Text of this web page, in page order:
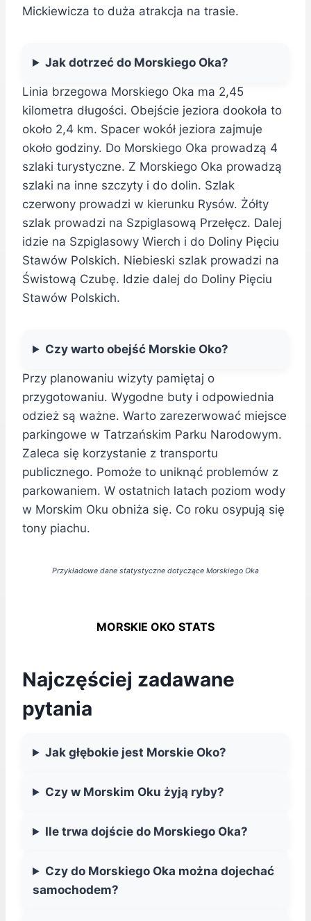
Mickiewicza to duża atrakcja na trasie.
Jak dotrzeć do Morskiego Oka?
Linia brzegowa Morskiego Oka ma 2,45
kilometra długości. Obejście jeziora dookoła to
około 2,4 km. Spacer wokół jeziora zajmuje
około godziny. Do Morskiego Oka prowadzą 4
szlaki turystyczne. Z Morskiego Oka prowadzą
szlaki na inne szczyty i do dolin. Szlak
czerwony prowadzi w kierunku Rysów. Żółty
szlak prowadzi na Szpiglasową Przełęcz. Dalej
idzie na Szpiglasowy Wierch i do Doliny Pięciu
Stawów Polskich. Niebieski szlak prowadzi na
Świstową Czubę. Idzie dalej do Doliny Pięciu
Stawów Polskich.
Czy warto obejść Morskie Oko?
Przy planowaniu wizyty pamiętaj o
przygotowaniu. Wygodne buty i odpowiednia
odzież są ważne. Warto zarezerwować miejsce
parkingowe w Tatrzańskim Parku Narodowym.
Zaleca się korzystanie z transportu
publicznego. Pomoże to uniknąć problemów z
parkowaniem. W ostatnich latach poziom wody
w Morskim Oku obniża się. Co roku osypują się
tony piachu.
Przykładowe dane statystyczne dotyczące Morskiego Oka
MORSKIE OKO STATS
Najczęściej zadawane
pytania
Jak głębokie jest Morskie Oko?
Czy w Morskim Oku żyją ryby?
Ile trwa dojście do Morskiego Oka?
Czy do Morskiego Oka można dojechać
samochodem?